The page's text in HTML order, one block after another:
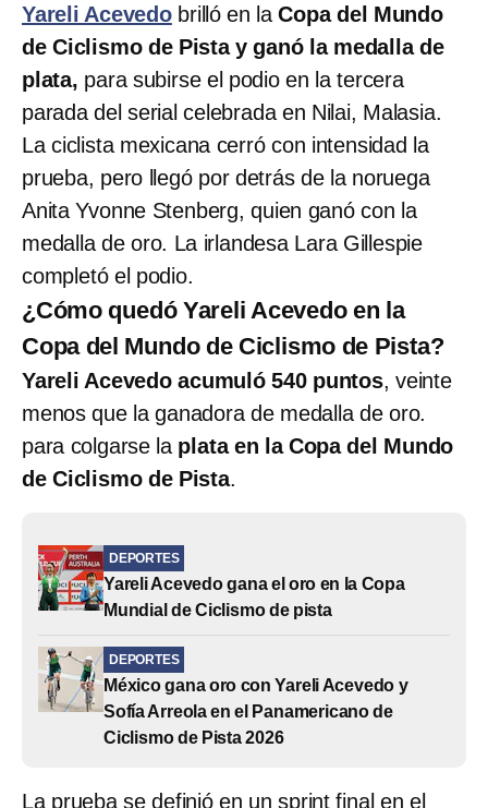
Yareli Acevedobrilló en laCopa del Mundo
de Ciclismo de Pista y ganó la medalla de
plata, para subirse el podio en la tercera
parada del serial celebrada en Nilai, Malasia.
La ciclista mexicana cerró con intensidad la
prueba, pero llegó por detrás de la noruega
Anita Yvonne Stenberg, quien ganó con la
medalla de oro. La irlandesa Lara Gillespie
completó el podio.
¿Cómo quedó Yareli Acevedo en la
Copa del Mundo de Ciclismo de Pista?
Yareli Acevedo acumuló 540 puntos, veinte
menos que la ganadora de medalla de oro.
para colgarse la plata en la Copa del Mundo
de Ciclismo de Pista.
DEPORTES
Yareli Acevedo gana el oro en la Copa
Mundial de Ciclismo de pista
DEPORTES
México gana oro con Yareli Acevedo y
Sofía Arreola en el Panamericano de
Ciclismo de Pista 2026
La prueba se definió en un sprint final en el